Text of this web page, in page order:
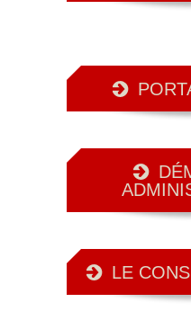
LE